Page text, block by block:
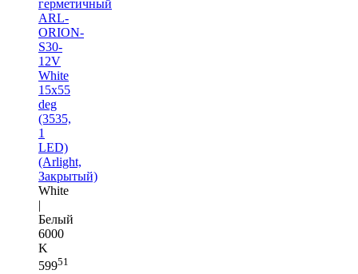
герметичный
ARL-
ORION-
S30-
12V
White
15x55
deg
(3535,
1
LED)
(Arlight,
Закрытый)
White
|
Белый
6000
K
59951